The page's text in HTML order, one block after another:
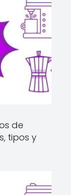
de
tipos y